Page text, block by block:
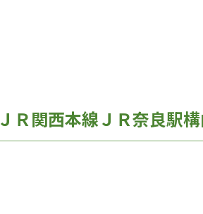
ＪＲ関西本線ＪＲ奈良駅